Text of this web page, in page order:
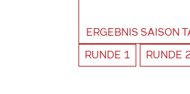
ERGEBNIS SAISON
RUNDE 1 RUNDE